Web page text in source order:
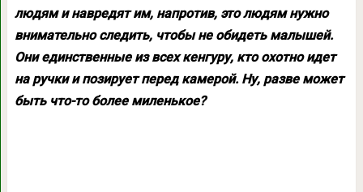
людям и навредят им, напротив, это людям нужно
внимательно следить, чтобы не обидеть малышей.
Они единственные из всех кенгуру, кто охотно идет
на ручки и позирует перед камерой. Ну, разве может
быть что-то более миленькое?